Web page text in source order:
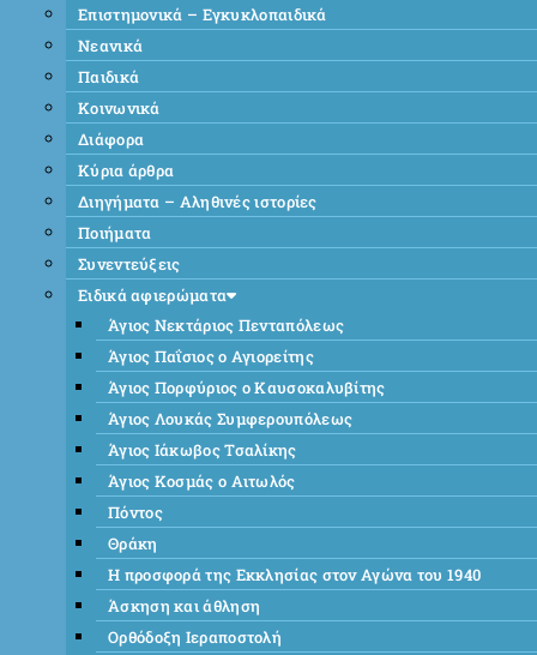
Επιστημονικά – Εγκυκλοπαιδικά
Νεανικά
Παιδικά
Κοινωνικά
Διάφορα
Κύρια άρθρα
Διηγήματα – Αληθινές ιστορίες
Ποιήματα
Συνεντεύξεις
Ειδικά αφιερώματα
Άγιος Νεκτάριος Πενταπόλεως
Άγιος Παΐσιος ο Αγιορείτης
Άγιος Πορφύριος ο Καυσοκαλυβίτης
Άγιος Λουκάς Συμφερουπόλεως
Άγιος Ιάκωβος Τσαλίκης
Άγιος Κοσμάς ο Αιτωλός
Πόντος
Θράκη
Η προσφορά της Εκκλησίας στον Αγώνα του 1940
Άσκηση και άθληση
Ορθόδοξη Ιεραποστολή